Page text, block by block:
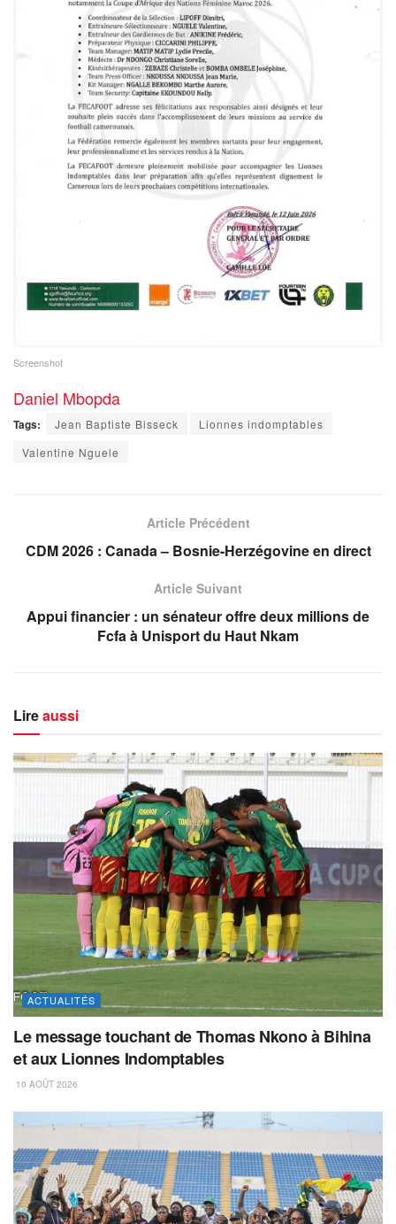
Screenshot
Daniel Mbopda
Tags: Jean Baptiste Bisseck
Lionnes indomptables
Valentine Nguele
Article Précédent
CDM 2026 : Canada – Bosnie-Herzégovine en direct
Article Suivant
Appui financier : un sénateur offre deux millions de
Fcfa à Unisport du Haut Nkam
Lireaussi
ACTUALITÉS
Le message touchant de Thomas Nkono à Bihina
et aux Lionnes Indomptables
10 AOÛT 2026